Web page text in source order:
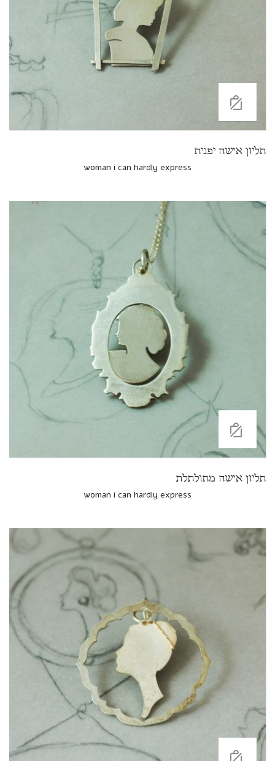
תליון אישה יפנית
woman i can hardly express
תליון אישה מתולתלת
woman i can hardly express